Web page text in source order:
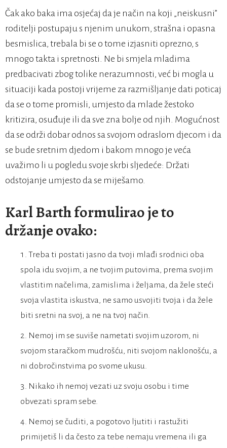
Čak ako baka ima osjećaj da je način na koji „neiskusni”
roditelji postupaju s njenim unukom, strašna i opasna
besmislica, trebala bi se o tome izjasniti oprezno, s
mnogo takta i spretnosti. Ne bi smjela mladima
predbacivati zbog tolike nerazumnosti, već bi mogla u
situaciji kada postoji vrijeme za razmišljanje dati poticaj
da se o tome promisli, umjesto da mlade žestoko
kritizira, osuđuje ili da sve zna bolje od njih. Mogućnost
da se održi dobar odnos sa svojom odraslom djecom i da
se bude sretnim djedom i bakom mnogo je veća
uvažimo li u pogledu svoje skrbi sljedeće: Držati
odstojanje umjesto da se miješamo.
Karl Barth formulirao je to
držanje ovako:
Treba ti postati jasno da tvoji mlađi srodnici oba
spola idu svojim, a ne tvojim putovima, prema svojim
vlastitim načelima, zamislima i željama, da žele steći
svoja vlastita iskustva, ne samo usvojiti tvoja i da žele
biti sretni na svoj, a ne na tvoj način.
Nemoj im se suviše nametati svojim uzorom, ni
svojom staračkom mudrošću, niti svojom naklonošću, a
ni dobročinstvima po svome ukusu.
Nikako ih nemoj vezati uz svoju osobu i time
obvezati spram sebe.
Nemoj se čuditi, a pogotovo ljutiti i rastužiti
primijetiš li da često za tebe nemaju vremena ili ga